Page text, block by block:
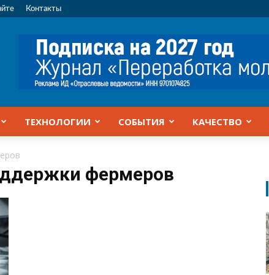
Контакты
ТЕХНОЛОГИИ СОБЫТИЯ КАЧЕСТВО
фермеров